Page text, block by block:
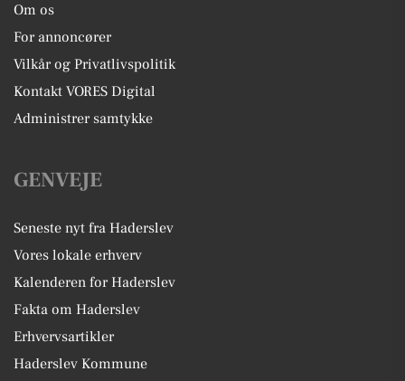
Om os
For annoncører
Vilkår og Privatlivspolitik
Kontakt VORES Digital
Administrer samtykke
GENVEJE
Seneste nyt fra Haderslev
Vores lokale erhverv
Kalenderen for Haderslev
Fakta om Haderslev
Erhvervsartikler
Haderslev Kommune